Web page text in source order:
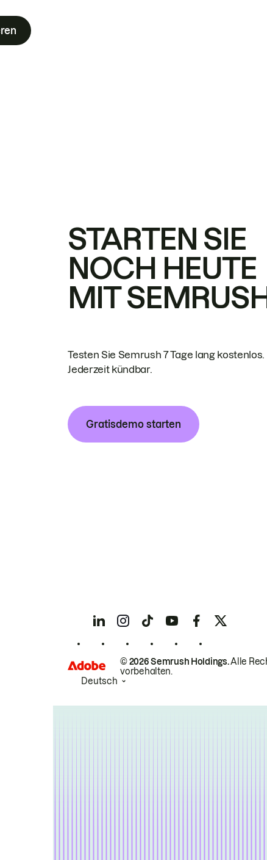
STARTEN SIE
NOCH HEUTE
MIT
Testen Sie Semrush 7 Tage lang kostenlos.
Jederzeit kündbar.
Gratisdemo starten
© 2026 Semrush Holdings.Alle
vorbehalten.
Deutsch